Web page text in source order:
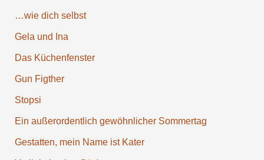
…wie dich selbst
Gela und Ina
Das Küchen­fenster
Gun Figther
Stopsi
Ein außer­ordentlich gewöhn­licher Sommer­tag
Gestatten, mein Name ist Kater